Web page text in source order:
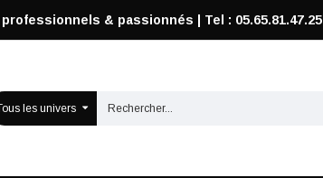
& passionnés | Tel : 05.65.81.47.25
les univers